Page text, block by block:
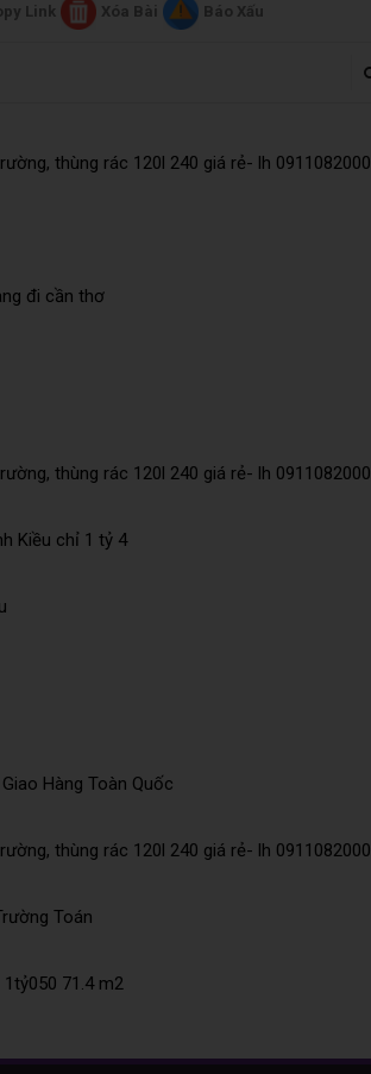
Link Xóa Bài Báo Xấu
thùng rác 120l 240 giá rẻ- lh 0911082000
đi cần thơ
thùng rác 120l 240 giá rẻ- lh 0911082000
Kiều chỉ 1 tỷ 4
Hàng Toàn Quốc
thùng rác 120l 240 giá rẻ- lh 0911082000
Toán
1tỷ050 71.4 m2